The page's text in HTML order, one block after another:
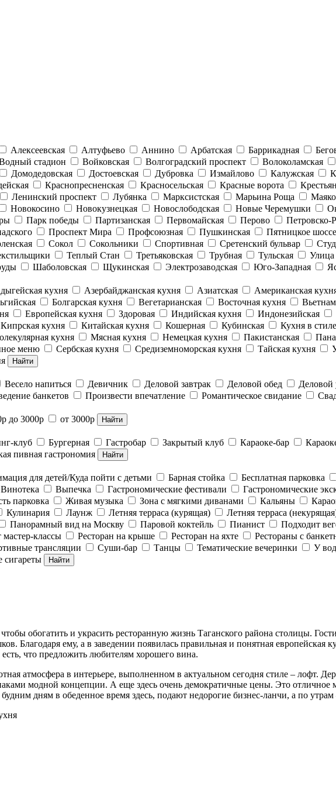
Алексеевская Алтуфьево Аннино Арбатская Баррикадная
стадион Войковская Волгоградский проспект Волоколамская
Домодедовская Достоевская Дубровка Измайлово Калужская
Краснопресненская Красносельская Красные ворота
Ленинский проспект Лубянка Марксистская Марьина Роща
Новокосино Новокузнецкая Новослободская Новые Черемушки
Парк победы Партизанская Первомайская Перово Петровско-
Проспект Мира Профсоюзная Пушкинская Пятницкое шоссе
Сокол Сокольники Спортивная Сретенский бульвар
Теплый Стан Третьяковская Трубная Тульская Улица
Шаболовская Щукинская Электрозаводская Юго-Западная
кухня Азербайджанская кухня Азиатская Американская
Болгарская кухня Вегетарианская Восточная кухня
Европейская кухня Здоровая Индийская кухня Индонезийская
Кипрская кухня Китайская кухня Кошерная Кубинская Кухня в
кухня Мясная кухня Немецкая кухня Пакистанская
меню Сербская кухня Средиземноморская кухня Тайская кухня
Найти
Весело напиться Девичник Деловой завтрак Деловой обед
банкетов Произвести впечатление Романтическое свидание
до 3000р от 3000р Найти
клуб Бургерная Гастробар Закрытый клуб Караоке-бар
пивная гастрономия Найти
для детей/Куда пойти с детьми Барная стойка Бесплатная парковка
Винотека Выпечка Гастрономические фестивали Гастрономические
парковка Живая музыка Зона с мягкими диванами Кальяны
Кулинария Лаунж Летняя терраса (курящая) Летняя терраса
Панорамный вид на Москву Паровой коктейль Пианист Подходит
мастер-классы Ресторан на крыше Ресторан на яхте Рестораны с
трансляции Суши-бар Танцы Тематические вечеринки У
сигареты Найти
обогатить и украсить ресторанную жизнь Таганского района столицы.
Благодаря ему, а в заведении появилась правильная и понятная европейская
что предложить любителям хорошего вина.
атмосфера в интерьере, выполненном в актуальном сегодня стиле – лофт.
модной концепции. А еще здесь очень демократичные цены. Это отличное
дням в обеденное время здесь, подают недорогие бизнес-ланчи, а по утрам